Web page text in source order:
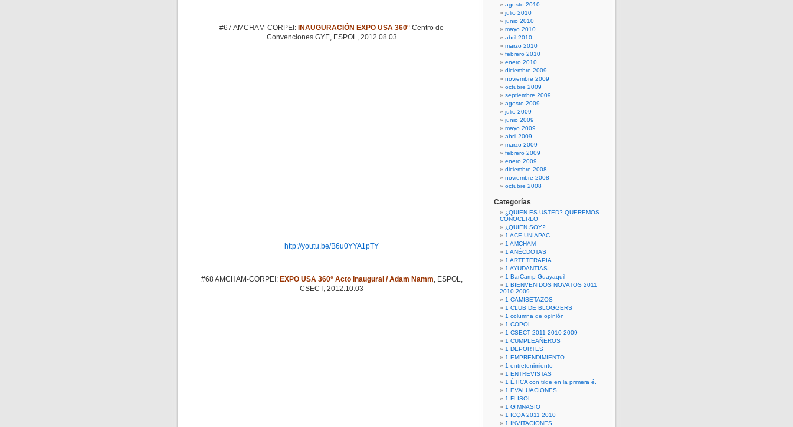
#67 AMCHAM-CORPEI: INAUGURACIÓN EXPO USA 360° Centro de
Convenciones GYE, ESPOL, 2012.08.03
http://youtu.be/B6u0YYA1pTY
#68 AMCHAM-CORPEI: EXPO USA 360° Acto Inaugural / Adam Namm, ESPOL,
CSECT, 2012.10.03
agosto 2010
julio 2010
junio 2010
mayo 2010
abril 2010
marzo 2010
febrero 2010
enero 2010
diciembre 2009
noviembre 2009
octubre 2009
septiembre 2009
agosto 2009
julio 2009
junio 2009
mayo 2009
abril 2009
marzo 2009
febrero 2009
enero 2009
diciembre 2008
noviembre 2008
octubre 2008
Categorías
¿QUIEN ES USTED? QUEREMOS
CONOCERLO
¿QUIEN SOY?
1 ACE-UNIAPAC
1 AMCHAM
1 ANÉCDOTAS
1 ARTETERAPIA
1 AYUDANTIAS
1 BarCamp Guayaquil
1 BIENVENIDOS NOVATOS 2011
2010 2009
1 CAMISETAZOS
1 CLUB DE BLOGGERS
1 columna de opinión
1 COPOL
1 CSECT 2011 2010 2009
1 CUMPLEAÑEROS
1 DEPORTES
1 EMPRENDIMIENTO
1 entretenimiento
1 ENTREVISTAS
1 ÉTICA con tilde en la primera é.
1 EVALUACIONES
1 FLISOL
1 GIMNASIO
1 ICQA 2011 2010
1 INVITACIONES